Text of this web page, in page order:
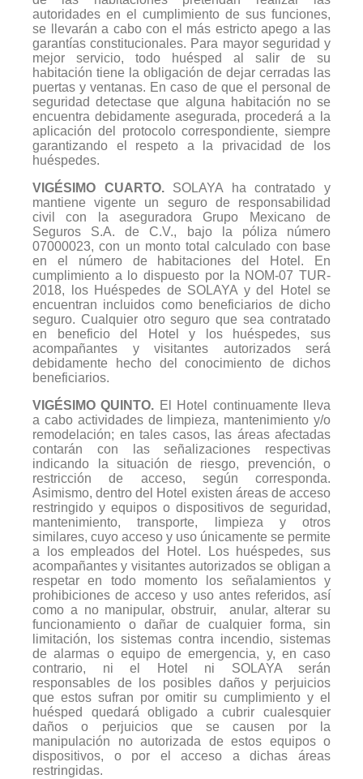
autoridades en el cumplimiento de sus funciones,
se llevarán a cabo con el más estricto apego a las
garantías constitucionales. Para mayor seguridad y
mejor servicio, todo huésped al salir de su
habitación tiene la obligación de dejar cerradas las
puertas y ventanas. En caso de que el personal de
seguridad detectase que alguna habitación no se
encuentra debidamente asegurada, procederá a la
aplicación del protocolo correspondiente, siempre
garantizando el respeto a la privacidad de los
huéspedes.
VIGÉSIMO CUARTO.SOLAYA ha contratado y
mantiene vigente un seguro de responsabilidad
civil con la aseguradora Grupo Mexicano de
Seguros S.A. de C.V., bajo la póliza número
07000023, con un monto total calculado con base
en el número de habitaciones del Hotel. En
cumplimiento a lo dispuesto por la NOM-07 TUR-
2018, los Huéspedes de SOLAYA y del Hotel se
encuentran incluidos como beneficiarios de dicho
seguro. Cualquier otro seguro que sea contratado
en beneficio del Hotel y los huéspedes, sus
acompañantes y visitantes autorizados será
debidamente hecho del conocimiento de dichos
beneficiarios.
VIGÉSIMO QUINTO. El Hotel continuamente lleva
a cabo actividades de limpieza, mantenimiento y/o
remodelación; en tales casos, las áreas afectadas
contarán con las señalizaciones respectivas
indicando la situación de riesgo, prevención, o
restricción de acceso, según corresponda.
Asimismo, dentro del Hotel existen áreas de acceso
restringido y equipos o dispositivos de seguridad,
mantenimiento, transporte, limpieza y otros
similares, cuyo acceso y uso únicamente se permite
a los empleados del Hotel. Los huéspedes, sus
acompañantes y visitantes autorizados se obligan a
respetar en todo momento los señalamientos y
prohibiciones de acceso y uso antes referidos, así
como a no manipular, obstruir, anular, alterar su
funcionamiento o dañar de cualquier forma, sin
limitación, los sistemas contra incendio, sistemas
de alarmas o equipo de emergencia, y, en caso
contrario, ni el Hotel ni SOLAYA serán
responsables de los posibles daños y perjuicios
que estos sufran por omitir su cumplimiento y el
huésped quedará obligado a cubrir cualesquier
daños o perjuicios que se causen por la
manipulación no autorizada de estos equipos o
dispositivos, o por el acceso a dichas áreas
restringidas.